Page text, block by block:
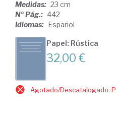
Medidas: 23 cm
Nº Pág.: 442
Idiomas: Español
Papel: Rústica
32,00 €
Agotado/Descatalogado.